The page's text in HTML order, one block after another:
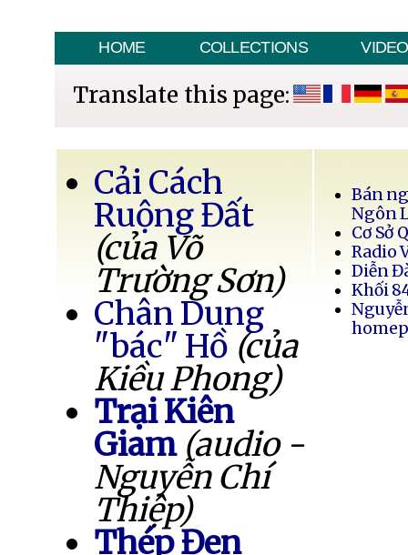
HOME COLLECTIONS VIDEO
Translate this page:
Cải Cách
Ruộng Đất
(của Võ
Trường Sơn)
Chân Dung
"bác" Hồ (của
Kiều Phong)
Trại Kiên
Giam (audio -
Nguyễn Chí
Thiệp)
Thép Đen
Bán
Ngôn
Cơ Sở
Radio
Diễn
Khối